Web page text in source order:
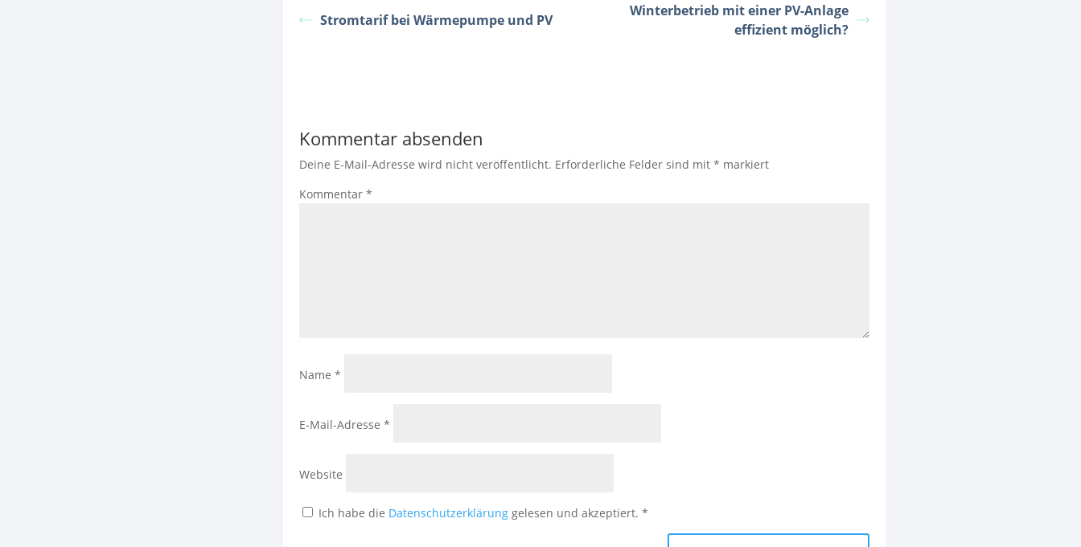
Stromtarif bei Wärmepumpe und PV
Winterbetrieb mit einer PV-Anlage
effizient möglich?
Kommentar absenden
Deine E-Mail-Adresse wird nicht veröffentlicht. Erforderliche Felder sind mit* markiert
Kommentar*
Name*
E-Mail-Adresse*
Website
Ich habe die Datenschutzerklärung gelesen und akzeptiert. *